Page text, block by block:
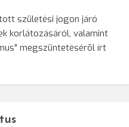
születési jogon járó
korlátozásáról, valamint
megszüntetésérõl írt